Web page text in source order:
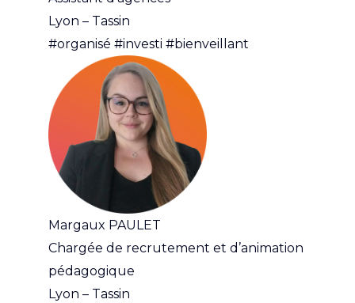
Lyon – Tassin
#organisé #investi #bienveillant
Margaux PAULET
Chargée de recrutement et d’animation
pédagogique
Lyon – Tassin